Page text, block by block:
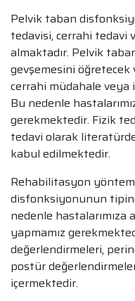
Pelvik taban
tedavisi, cerrahi
almaktadır. Pelvik
gevşemesini
cerrahi müdahale veya
Bu nedenle
gerekmektedir. Fizik
tedavi olarak
kabul edilmektedir.
Rehabilitasyon
disfonksiyonunun
nedenle hastalarımıza
yapmamız
değerlendirmeleri,
postür
içermektedir.